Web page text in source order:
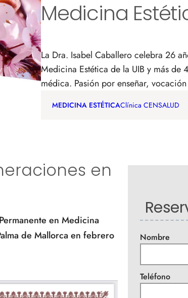
SUDORACIÓN
DE
BUCEO Y PESCA
SUBMARINA
TÍTULO DE
SOCORRISTA
Medicina
La Dra. Isabel Caballero celebra 26
Medicina Estética de la UIB y más de
médica. Pasión por enseñar,
MEDICINA ESTÉTICAClínica CENSALUD
en
en Medicina
de Mallorca en febrero
Nombre
Teléfono